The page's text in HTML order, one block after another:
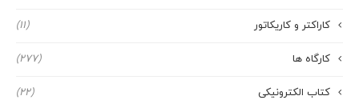
کاراکتر و کاریکاتور (11)
کارگاه ها (277)
کتاب الکترونیکی (22)